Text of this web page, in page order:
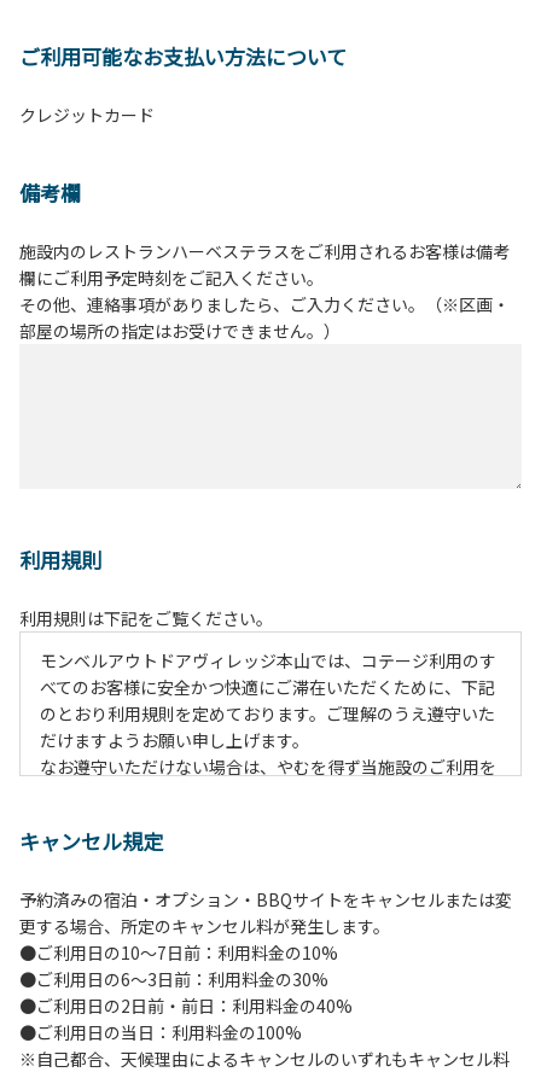
ご利用可能なお支払い方法について
クレジットカード
備考欄
施設内のレストランハーベステラスをご利用されるお客様は備考
欄にご利用予定時刻をご記入ください。
その他、連絡事項がありましたら、ご入力ください。（※区画・
部屋の場所の指定はお受けできません。）
利用規則
利用規則は下記をご覧ください。
モンベルアウトドアヴィレッジ本山では、コテージ利用のす
べてのお客様に安全かつ快適にご滞在いただくために、下記
のとおり利用規則を定めております。ご理解のうえ遵守いた
だけますようお願い申し上げます。
なお遵守いただけない場合は、やむを得ず当施設のご利用を
【施設全体に関する注意事項】
２.利用上のルールを遵守いただき、ご自身で事故防止に努め
てください。
３.受付時にお渡しする駐車プレートを駐車車輌のダッシュボ
ードの見やすい場所に置き、指定の場所へ駐車してくださ
い。
４.駐車中は必ずエンジンをお切りください。
５.ヴィレッジ場内を車で移動する場合は、徐行運転
キャンセル規定
予約済みの宿泊・オプション・BBQサイトをキャンセルまたは変
更する場合、所定のキャンセル料が発生します。
●ご利用日の10～7日前：利用料金の10%
●ご利用日の6～3日前：利用料金の30%
●ご利用日の2日前・前日：利用料金の40%
●ご利用日の当日：利用料金の100%
※自己都合、天候理由によるキャンセルのいずれもキャンセル料